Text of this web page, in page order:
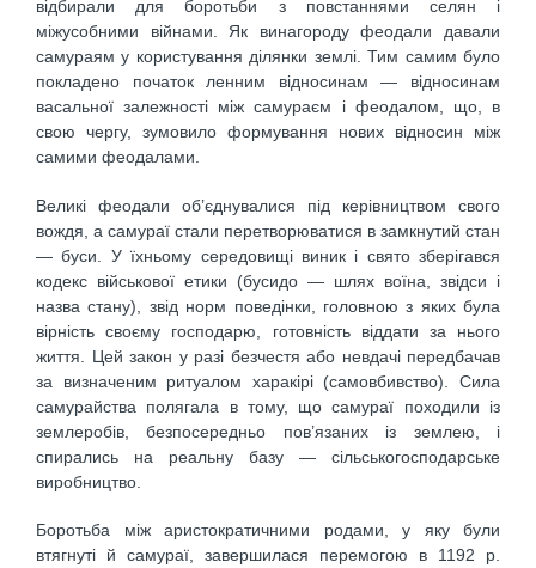
відбирали для боротьби з повстаннями селян і
міжусобними війнами. Як винагороду феодали давали
самураям у користування ділянки землі. Тим самим було
покладено початок ленним відносинам — відносинам
васальної залежності між самураєм і феодалом, що, в
свою чергу, зумовило формування нових відносин між
самими феодалами.
Великі феодали об’єднувалися під керівництвом свого
вождя, а самураї стали перетворюватися в замкнутий стан
— буси. У їхньому середовищі виник і свято зберігався
кодекс військової етики (бусидо — шлях воїна, звідси і
назва стану), звід норм поведінки, головною з яких була
вірність своєму господарю, готовність віддати за нього
життя. Цей закон у разі безчестя або невдачі передбачав
за визначеним ритуалом харакірі (самовбивство). Сила
самурайства полягала в тому, що самураї походили із
землеробів, безпосередньо пов’язаних із землею, і
спирались на реальну базу — сільськогосподарське
виробництво.
Боротьба між аристократичними родами, у яку були
втягнуті й самураї, завершилася перемогою в 1192 р.